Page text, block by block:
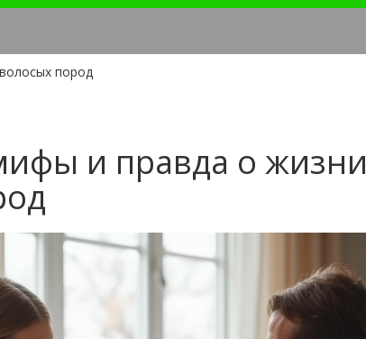
пород
и правда о жизни